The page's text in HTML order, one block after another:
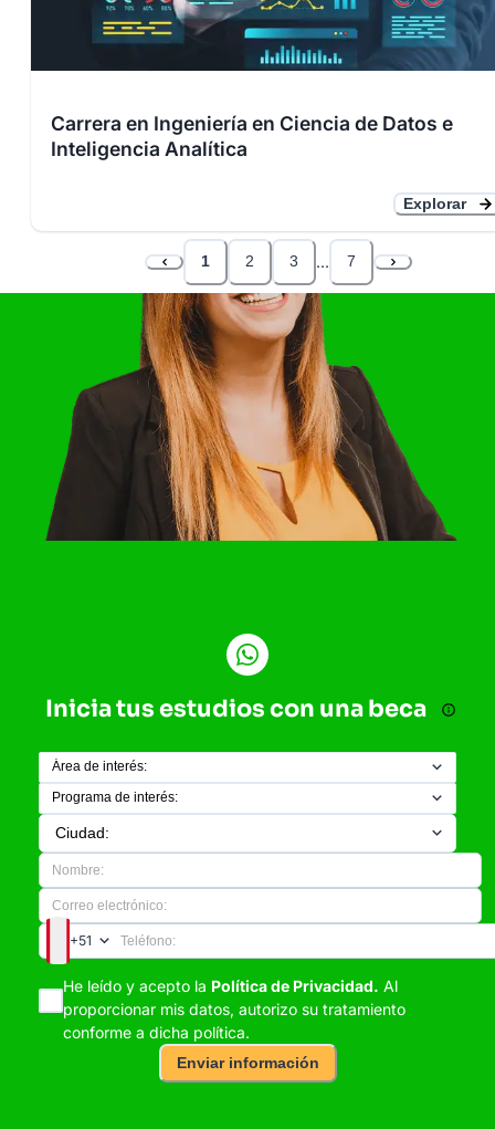
Carrera en Ingeniería en Ciencia de Datos e
Inteligencia Analítica
Explorar
1 2 3 ... 7
Inicia tus estudios con una beca
+51
He leído y acepto la Política de Privacidad. Al
proporcionar mis datos, autorizo su tratamiento
conforme a dicha política.
Enviar información